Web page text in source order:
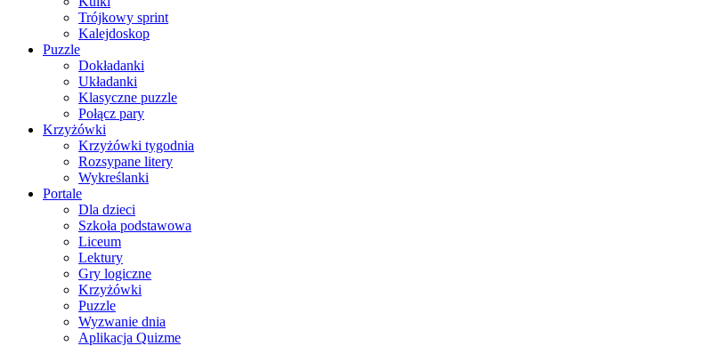
Trójkowy sprint
Kalejdoskop
Puzzle
Dokładanki
Układanki
Klasyczne puzzle
Połącz pary
Krzyżówki
Krzyżówki tygodnia
Rozsypane litery
Wykreślanki
Portale
Dla dzieci
Szkoła podstawowa
Liceum
Lektury
Gry logiczne
Krzyżówki
Puzzle
Wyzwanie dnia
Aplikacja Quizme